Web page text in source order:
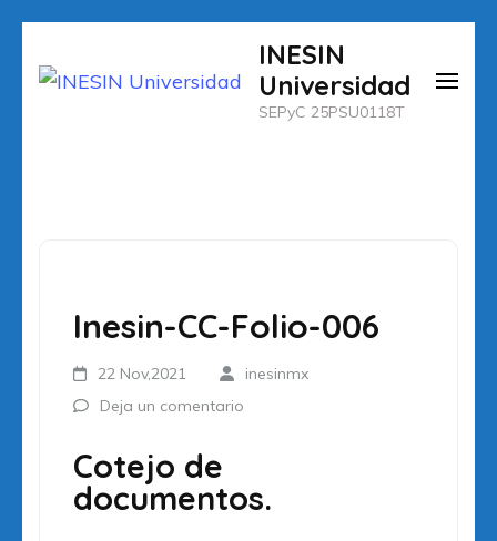
INESIN
Universidad
SEPyC 25PSU0118T
Inesin-CC-Folio-006
22 Nov,2021
inesinmx
Deja un comentario
Cotejo de
documentos.